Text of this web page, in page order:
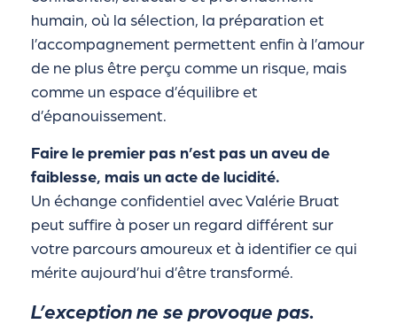
humain, où la sélection, la préparation et
l’accompagnement permettent enfin à l’amour
de ne plus être perçu comme un risque, mais
comme un espace d’équilibre et
d’épanouissement.
Faire le premier pas n’est pas un aveu de
faiblesse, mais un acte de lucidité.
Un échange confidentiel avec Valérie Bruat
peut suffire à poser un regard différent sur
votre parcours amoureux et à identifier ce qui
mérite aujourd’hui d’être transformé.
L’exception ne se provoque pas.